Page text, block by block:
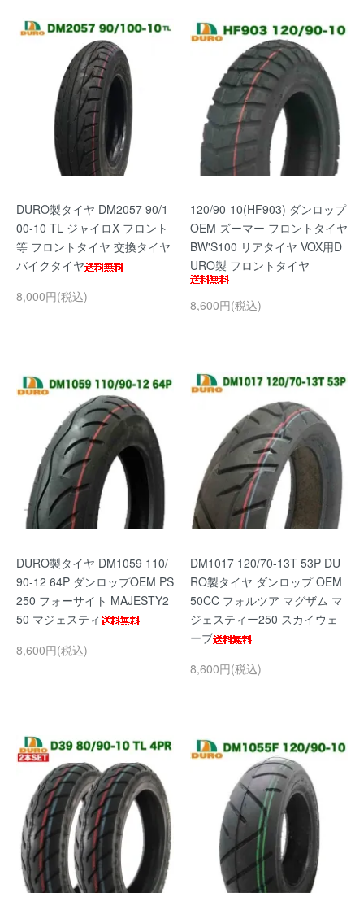
DURO製タイヤ DM2057 90/1
00-10 TL ジャイロX フロント
等 フロントタイヤ 交換タイヤ
バイクタイヤ
8,000円(税込)
120/90-10(HF903) ダンロップ
OEM ズーマー フロントタイヤ
BW'S100 リアタイヤ VOX用D
URO製 フロントタイヤ
8,600円(税込)
DURO製タイヤ DM1059 110/
90-12 64P ダンロップOEM PS
250 フォーサイト MAJESTY2
50 マジェスティ
8,600円(税込)
DM1017 120/70-13T 53P DU
RO製タイヤ ダンロップ OEM
50CC フォルツア マグザム マ
ジェスティー250 スカイウェ
ーブ
8,600円(税込)